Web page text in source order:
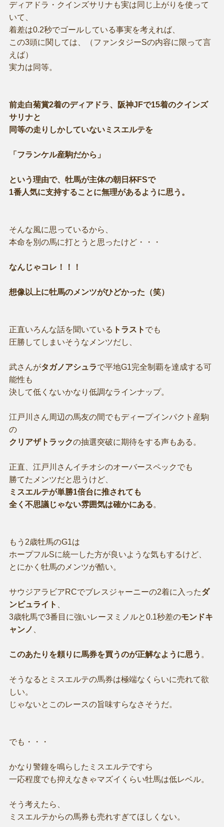
ディアドラ・クインズサリナも実は同じ上がりを使って
いて、
着差は0.2秒でゴールしている事実を考えれば、
この3頭に関しては、（ファンタジーSの内容に限って言
えば）
実力は同等。
前走白菊賞2着のディアドラ、阪神JFで15着のクインズ
サリナと
同等の走りしかしていないミスエルテを
「フランケル産駒だから」
という理由で、牡馬が主体の朝日杯FSで
1番人気に支持することに無理があるように思う。
そんな風に思っているから、
本命を別の馬に打とうと思ったけど・・・
なんじゃコレ！！！
想像以上に牡馬のメンツがひどかった（笑）
正直いろんな話を聞いている トラスト でも
圧勝してしまいそうなメンツだし、
武さんがタガノアシュラで平地G1完全制覇を達成する可
能性も
決して低くないかなり低調なラインナップ。
江戸川さん周辺の馬友の間でもディープインパクト産駒
の
クリアザトラックの抽選突破に期待をする声もある。
正直、江戸川さんイチオシのオーバースペックでも
勝てたメンツだと思うけど、
ミスエルテが単勝1倍台に推されても
全く不思議じゃない雰囲気は確かにある。
もう2歳牡馬のG1は
ホープフルSに統一した方が良いような気もするけど、
とにかく牡馬のメンツが酷い。
サウジアラビアRCでブレスジャーニーの2着に入ったダ
ンビュライト
3歳牝馬で3番目に強いレーヌミノルと0.1秒差のモンドキ
ャンノ
このあたりを頼りに馬券を買うのが正解なように思う 。
そうなるとミスエルテの馬券は極端なくらいに売れて欲
しい。
じゃないとこのレースの旨味すらなさそうだ。
でも・・・
かなり警鐘を鳴らしたミスエルテですら
一応程度でも抑えなきゃマズイくらい牡馬は低レベル。
そう考えたら、
ミスエルテからの馬券も売れすぎてほしくない。